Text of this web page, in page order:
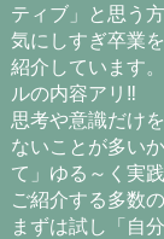
ティブ」と思う
気にしすぎ卒業
紹介しています
ルの内容アリ‼
思考や意識だけ
ないことが多い
て」ゆる～く実
ご紹介する多数
まずは試し「自